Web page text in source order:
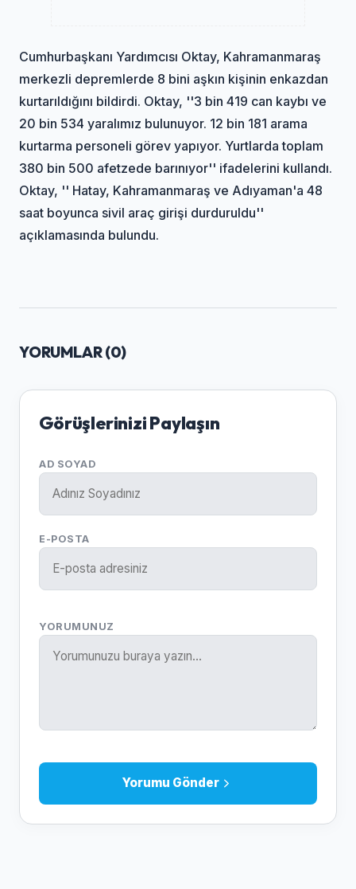
Cumhurbaşkanı Yardımcısı Oktay, Kahramanmaraş
merkezli depremlerde 8 bini aşkın kişinin enkazdan
kurtarıldığını bildirdi. Oktay, ''3 bin 419 can kaybı ve
20 bin 534 yaralımız bulunuyor. 12 bin 181 arama
kurtarma personeli görev yapıyor. Yurtlarda toplam
380 bin 500 afetzede barınıyor'' ifadelerini kullandı.
Oktay, '' Hatay, Kahramanmaraş ve Adıyaman'a 48
saat boyunca sivil araç girişi durduruldu''
açıklamasında bulundu.
YORUMLAR (0)
Görüşlerinizi Paylaşın
AD SOYAD
E-POSTA
YORUMUNUZ
Yorumu Gönder